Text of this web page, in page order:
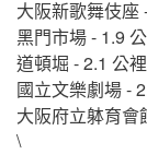
大阪新歌舞伎座
黑門市場 - 1.9
道頓堀 - 2.1 公
國立文樂劇場 -
大阪府立躰育會
\